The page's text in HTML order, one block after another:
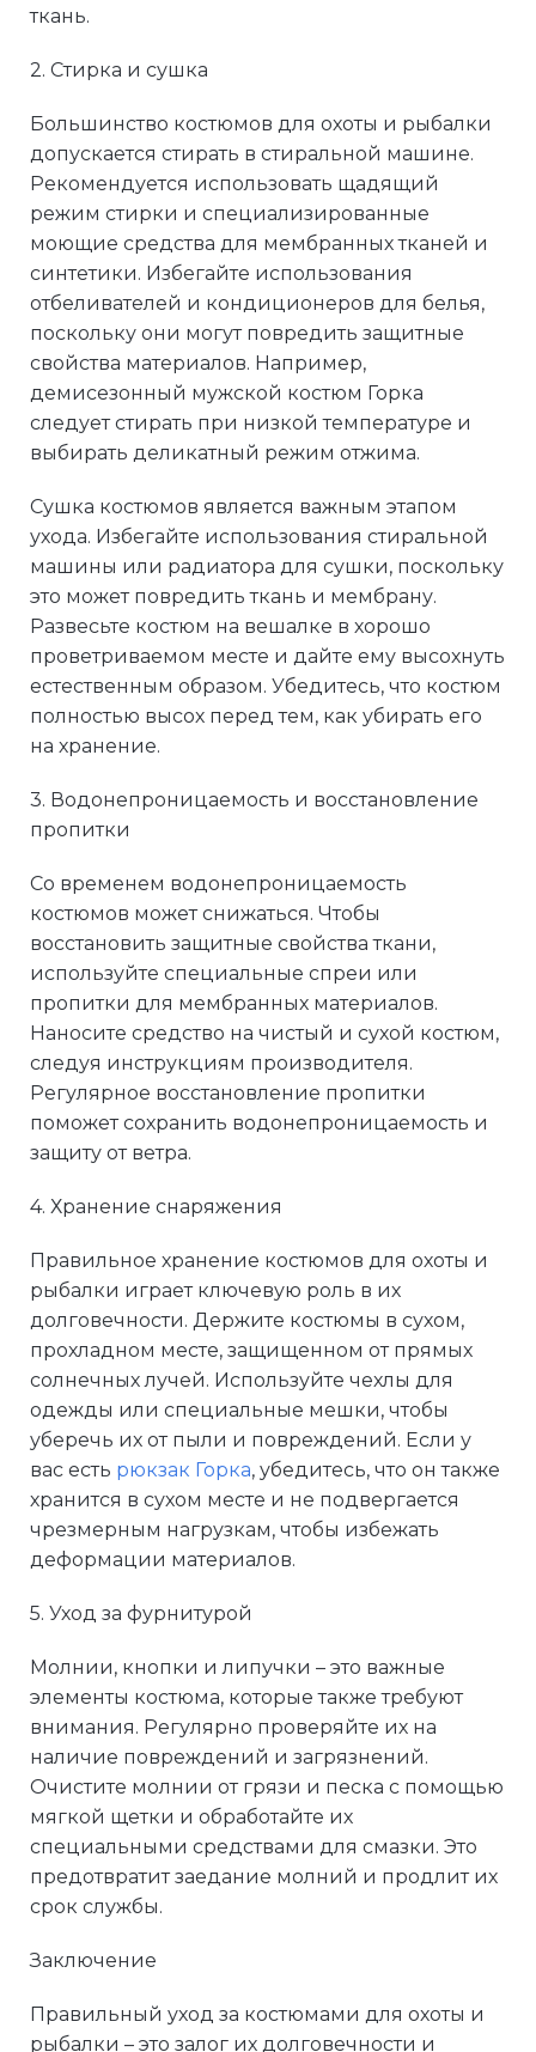
ткань.
2. Стирка и сушка
Большинство костюмов для охоты и рыбалки
допускается стирать в стиральной машине.
Рекомендуется использовать щадящий
режим стирки и специализированные
моющие средства для мембранных тканей и
синтетики. Избегайте использования
отбеливателей и кондиционеров для белья,
поскольку они могут повредить защитные
свойства материалов. Например,
демисезонный мужской костюм Горка
следует стирать при низкой температуре и
выбирать деликатный режим отжима.
Сушка костюмов является важным этапом
ухода. Избегайте использования стиральной
машины или радиатора для сушки, поскольку
это может повредить ткань и мембрану.
Развесьте костюм на вешалке в хорошо
проветриваемом месте и дайте ему высохнуть
естественным образом. Убедитесь, что костюм
полностью высох перед тем, как убирать его
на хранение.
3. Водонепроницаемость и восстановление
пропитки
Со временем водонепроницаемость
костюмов может снижаться. Чтобы
восстановить защитные свойства ткани,
используйте специальные спреи или
пропитки для мембранных материалов.
Наносите средство на чистый и сухой костюм,
следуя инструкциям производителя.
Регулярное восстановление пропитки
поможет сохранить водонепроницаемость и
защиту от ветра.
4. Хранение снаряжения
Правильное хранение костюмов для охоты и
рыбалки играет ключевую роль в их
долговечности. Держите костюмы в сухом,
прохладном месте, защищенном от прямых
солнечных лучей. Используйте чехлы для
одежды или специальные мешки, чтобы
уберечь их от пыли и повреждений. Если у
вас есть рюкзак Горка, убедитесь, что он также
хранится в сухом месте и не подвергается
чрезмерным нагрузкам, чтобы избежать
деформации материалов.
5. Уход за фурнитурой
Молнии, кнопки и липучки – это важные
элементы костюма, которые также требуют
внимания. Регулярно проверяйте их на
наличие повреждений и загрязнений.
Очистите молнии от грязи и песка с помощью
мягкой щетки и обработайте их
специальными средствами для смазки. Это
предотвратит заедание молний и продлит их
срок службы.
Заключение
Правильный уход за костюмами для охоты и
рыбалки – это залог их долговечности и